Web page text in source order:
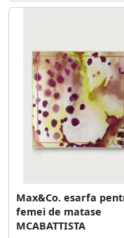
Max&Co. esarfa
femei de matase
MCABATTISTA